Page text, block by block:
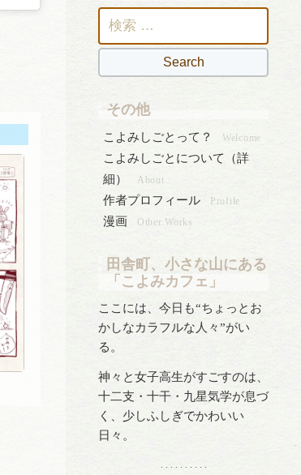
索:
その他
こよみしごとって？ Welcome
こよみしごとについて（詳
細）
About
作者プロフィール Profile
漫画 Other Works
田舎町、小さな山にある
「こよみカフェ」
ここには、今日も“ちょっとお
かしなカラフルな人々”がい
る。
神々と女子高生がすごすのは、
十二支・十干・九星気学が息づ
く、少しふしぎでかわいい
日々。
. . . . . . . . . .